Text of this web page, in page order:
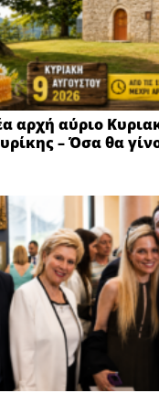
αρχή αύριο
– Όσα θα